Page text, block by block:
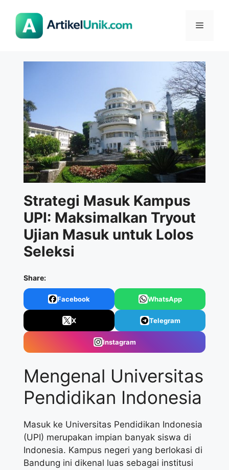
Menu
Strategi Masuk Kampus
UPI: Maksimalkan Tryout
Ujian Masuk untuk Lolos
Seleksi
Share:
Facebook WhatsApp
X Telegram
Instagram
Mengenal Universitas
Pendidikan Indonesia
Masuk ke Universitas Pendidikan Indonesia
(UPI) merupakan impian banyak siswa di
Indonesia. Kampus negeri yang berlokasi di
Bandung ini dikenal luas sebagai institusi